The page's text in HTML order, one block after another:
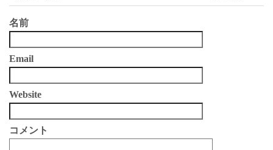
名前
Email
Website
コメント